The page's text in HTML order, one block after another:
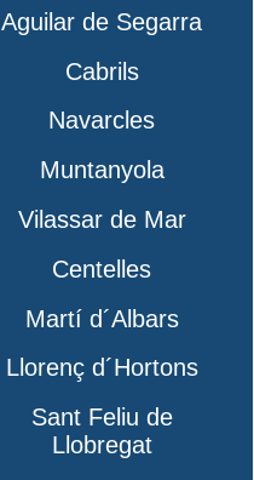
Aguilar de Segarra
Cabrils
Navarcles
Muntanyola
Vilassar de Mar
Centelles
Martí d´Albars
Llorenç d´Hortons
Sant Feliu de
Llobregat